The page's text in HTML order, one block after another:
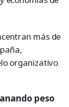
más de
organizativo
peso